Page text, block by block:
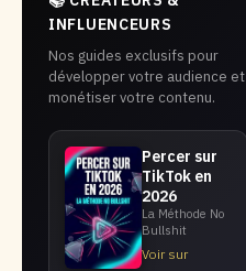
INFLUENCEURS
Nos guides exclusifs pour
développer votre audience et
monétiser votre contenu.
Percer sur
TikTok en
2026
La Méthode No
Bullshit
Voir sur